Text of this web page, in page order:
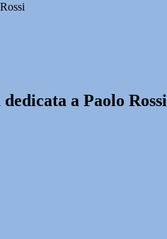
a Paolo Rossi